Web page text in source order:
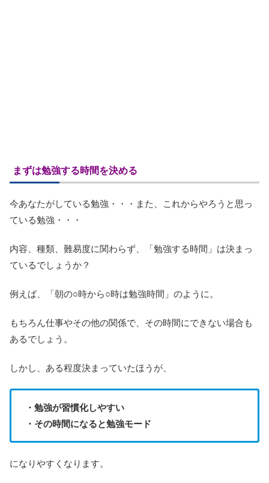
まずは勉強する時間を決める
今あなたがしている勉強・・・また、これからやろうと思っ
ている勉強・・・
内容、種類、難易度に関わらず、「勉強する時間」は決まっ
ているでしょうか？
例えば、「朝の○時から○時は勉強時間」のように。
もちろん仕事やその他の関係で、その時間にできない場合も
あるでしょう。
しかし、ある程度決まっていたほうが、
・勉強が習慣化しやすい
・その時間になると勉強モード
になりやすくなります。